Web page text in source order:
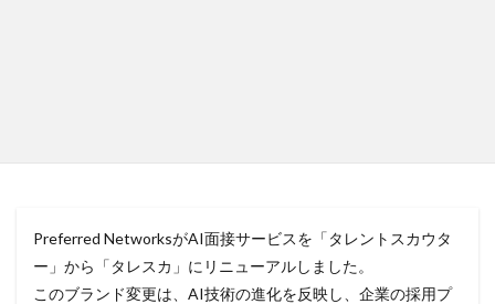
Preferred NetworksがAI面接サービスを「タレントスカウタ
ー」から「タレスカ」にリニューアルしました。
このブランド変更は、AI技術の進化を反映し、企業の採用プ